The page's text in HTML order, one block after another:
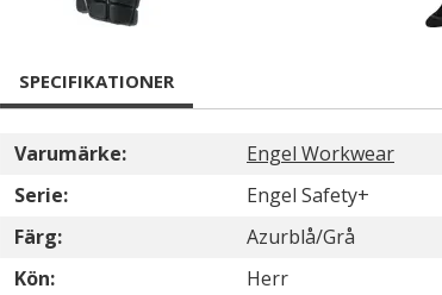
SPECIFIKATIONER
Varumärke:
Engel Workwear
Serie:
Engel Safety+
Färg:
Azurblå/Grå
Kön:
Herr